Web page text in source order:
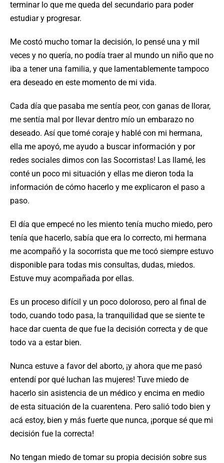
terminar lo que me queda del secundario para poder
estudiar y progresar.
Me costó mucho tomar la decisión, lo pensé una y mil
veces y no quería, no podía traer al mundo un niño que no
iba a tener una familia, y que lamentablemente tampoco
era deseado en este momento de mi vida.
Cada día que pasaba me sentía peor, con ganas de llorar,
me sentía mal por llevar dentro mío un embarazo no
deseado. Así que tomé coraje y hablé con mi hermana,
ella me apoyó, me ayudo a buscar información y por
redes sociales dimos con las Socorristas! Las llamé, les
conté un poco mi situación y ellas me dieron toda la
información de cómo hacerlo y me explicaron el paso a
paso.
El día que empecé no les miento tenía mucho miedo, pero
tenía que hacerlo, sabía que era lo correcto, mi hermana
me acompañó y la socorrista que me tocó siempre estuvo
disponible para todas mis consultas, dudas, miedos.
Estuve muy acompañada por ellas.
Es un proceso difícil y un poco doloroso, pero al final de
todo, cuando todo pasa, la tranquilidad que se siente te
hace dar cuenta de que fue la decisión correcta y de que
todo va a estar bien.
Nunca estuve a favor del aborto, ¡y ahora que me pasó
entendí por qué luchan las mujeres! Tuve miedo de
hacerlo sin asistencia de un médico y encima en medio
de esta situación de la cuarentena. Pero salió todo bien y
acá estoy, bien y más fuerte que nunca, ¡porque sé que mi
decisión fue la correcta!
No tengan miedo de tomar su propia decisión sobre sus